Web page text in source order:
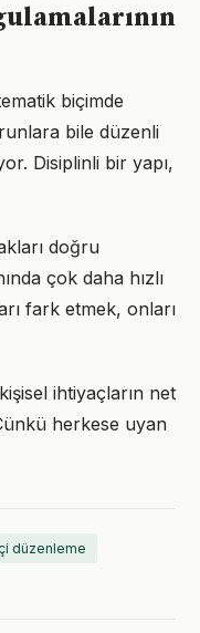
biçimde
bile düzenli
Disiplinli bir yapı,
doğru
çok daha hızlı
fark etmek, onları
ihtiyaçların net
herkese uyan
düzenleme